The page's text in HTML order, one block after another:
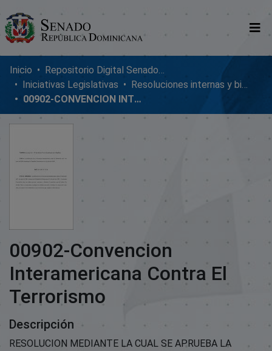
Comunidades
Glosario
Nosotros
Inicio
Repositorio Digital SenadoRD
Iniciativas Legislativas
Resoluciones internas y bicamerales
00902-CONVENCION INTERAMERICANA CONTRA EL TERRORISMO
00902-Convencion
Interamericana Contra El
Terrorismo
Descripción
RESOLUCION MEDIANTE LA CUAL SE APRUEBA LA